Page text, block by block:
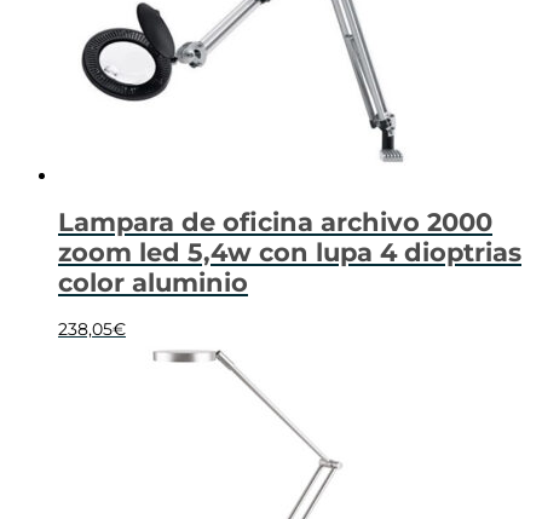
Lampara de oficina archivo 2000
zoom led 5,4w con lupa 4 dioptrias
color aluminio
238,05€